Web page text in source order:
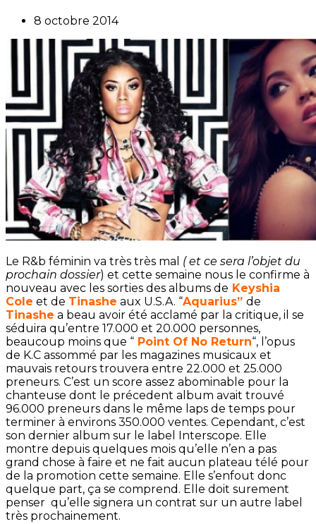
8 octobre 2014
Le R&b féminin va très très mal ( et ce sera l’objet du
prochain dossier) et cette semaine nous le confirme à
nouveau avec les sorties des albums de Keyshia
Cole et de Tinashe aux U.S.A. “Aquarius” de
Tinashe a beau avoir été acclamé par la critique, il se
séduira qu’entre 17.000 et 20.000 personnes,
beaucoup moins que “ Point Of No Return“, l’opus
de K.C assommé par les magazines musicaux et
mauvais retours trouvera entre 22.000 et 25.000
preneurs. C’est un score assez abominable pour la
chanteuse dont le précedent album avait trouvé
96.000 preneurs dans le même laps de temps pour
terminer à environs 350.000 ventes. Cependant, c’est
son dernier album sur le label Interscope. Elle
montre depuis quelques mois qu’elle n’en a pas
grand chose à faire et ne fait aucun plateau télé pour
de la promotion cette semaine. Elle s’enfout donc
quelque part, ça se comprend. Elle doit surement
penser qu’elle signera un contrat sur un autre label
très prochainement.